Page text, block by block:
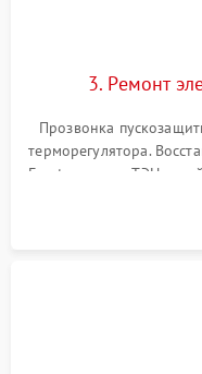
3. Ремонт
Прозвонка
терморегулятора.
Frost, включая ТЭН
платы